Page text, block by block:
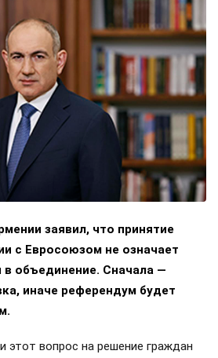
заявил, что принятие
с Евросоюзом не означает
в объединение. Сначала —
иначе референдум будет
этот вопрос на решение граждан